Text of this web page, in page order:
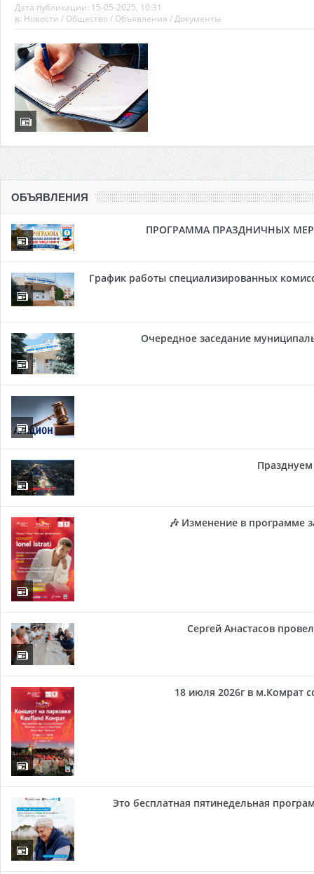
Дата публикации: 15-05-2025, 10:31
в: Новости / Общество/ Объявления /Документы
ОБЪЯВЛЕНИЯ
ПРОГРАММА ПРАЗДНИЧНЫХ
График работы специализированных
Очередное заседание
Празднуем
🎶 Изменение в программе
Сергей Анастасов
18 июля 2026г в м.Комрат
Это бесплатная пятинедельная